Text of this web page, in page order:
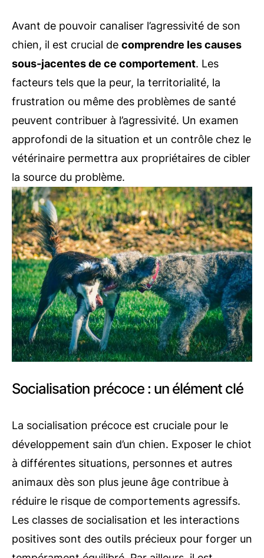
Avant de pouvoir canaliser l’agressivité de son
chien, il est crucial de comprendre les causes
sous-jacentes de ce comportement. Les
facteurs tels que la peur, la territorialité, la
frustration ou même des problèmes de santé
peuvent contribuer à l’agressivité. Un examen
approfondi de la situation et un contrôle chez le
vétérinaire permettra aux propriétaires de cibler
la source du problème.
Socialisation précoce : un élément clé
La socialisation précoce est cruciale pour le
développement sain d’un chien. Exposer le chiot
à différentes situations, personnes et autres
animaux dès son plus jeune âge contribue à
réduire le risque de comportements agressifs.
Les classes de socialisation et les interactions
positives sont des outils précieux pour forger un